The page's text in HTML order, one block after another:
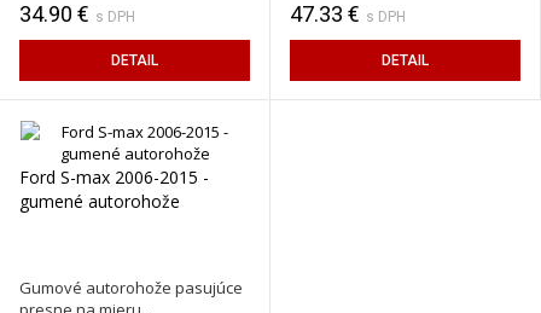
34.90 € s DPH
DETAIL
47.33 € s DPH
DETAIL
Ford S-max 2006-2015 -
gumené autorohože
Gumové autorohože pasujúce